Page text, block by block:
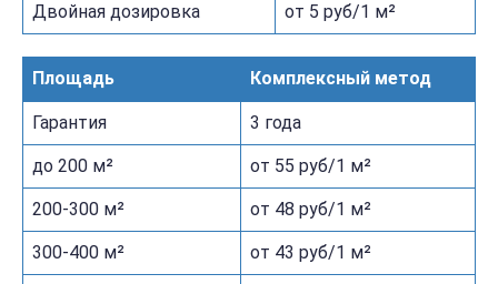
Двойная дозировка от 5 руб/1 м²
Площадь Комплексный метод
Гарантия 3 года
до 200 м² от 55 руб/1 м²
200-300 м² от 48 руб/1 м²
300-400 м² от 43 руб/1 м²